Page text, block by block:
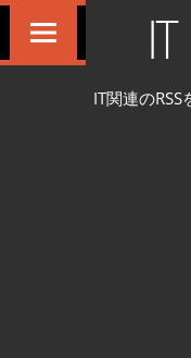
IT関連の